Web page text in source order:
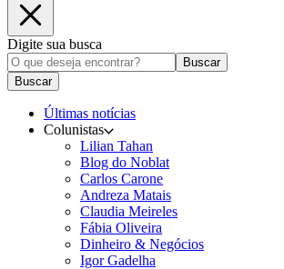
Digite sua busca
Buscar
Buscar
Últimas notícias
Colunistas
Lilian Tahan
Blog do Noblat
Carlos Carone
Andreza Matais
Claudia Meireles
Fábia Oliveira
Dinheiro & Negócios
Igor Gadelha